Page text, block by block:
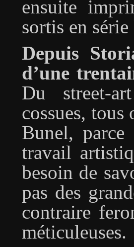
ensuite
sortis en
Depuis
d’une
Du street-
cossues, tous
Bunel,
travail
besoin de
pas des
contraire
méticuleuses.